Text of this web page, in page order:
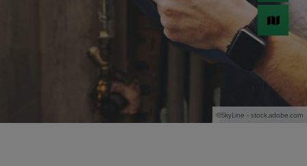
©SkyLine - stock.adobe.com